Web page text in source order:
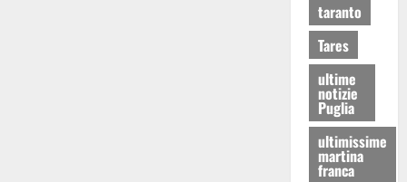
taranto
Tares
ultime
notizie
Puglia
ultimissime
martina
franca